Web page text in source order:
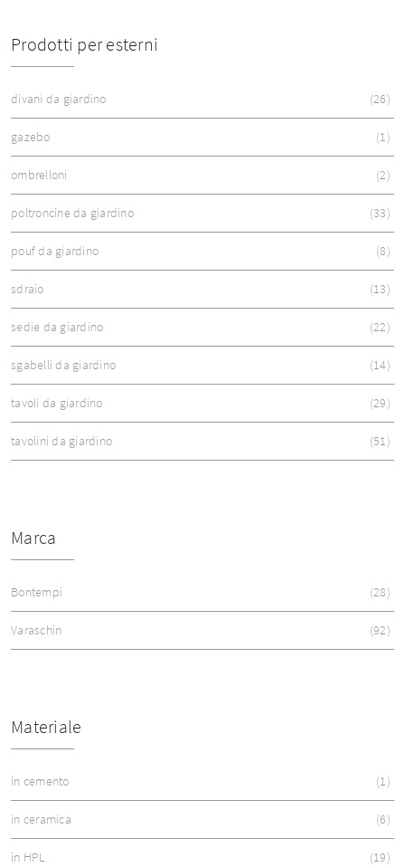
Prodotti per esterni
divani da giardino 26
gazebo 1
ombrelloni 2
poltroncine da giardino 33
pouf da giardino 8
sdraio 13
sedie da giardino 22
sgabelli da giardino 14
tavoli da giardino 29
tavolini da giardino 51
Marca
Bontempi 28
Varaschin 92
Materiale
in cemento 1
in ceramica 6
in HPL 19